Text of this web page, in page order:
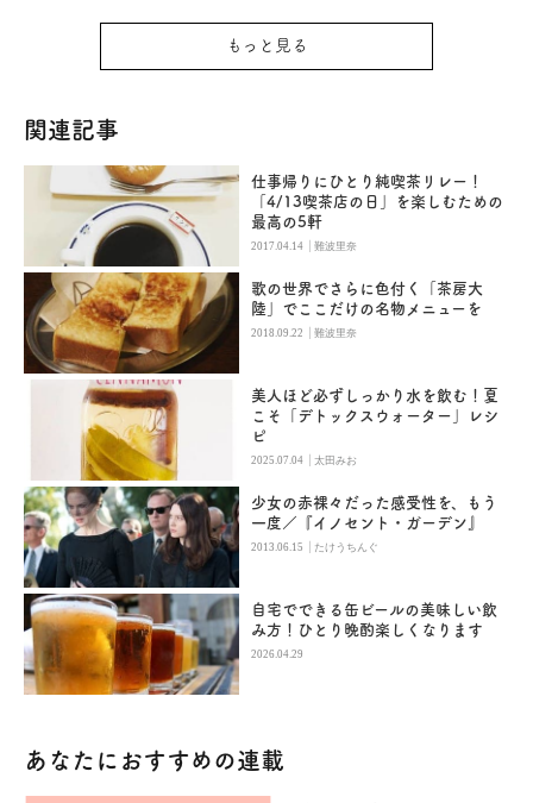
もっと見る
関連記事
仕事帰りにひとり純喫茶リレー！
「4/13喫茶店の日」を楽しむための
最高の5軒
2017.04.14 |難波里奈
歌の世界でさらに色付く「茶房大
陸」でここだけの名物メニューを
2018.09.22 |難波里奈
美人ほど必ずしっかり水を飲む！夏
こそ「デトックスウォーター」レシ
ピ
2025.07.04 |太田みお
少女の赤裸々だった感受性を、もう
一度／『イノセント・ガーデン』
2013.06.15 | たけうちんぐ
自宅でできる缶ビールの美味しい飲
み方！ひとり晩酌楽しくなります
2026.04.29
あなたにおすすめの連載